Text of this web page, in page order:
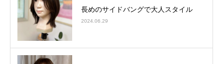
長めのサイドバングで大人スタイル
2024.06.29